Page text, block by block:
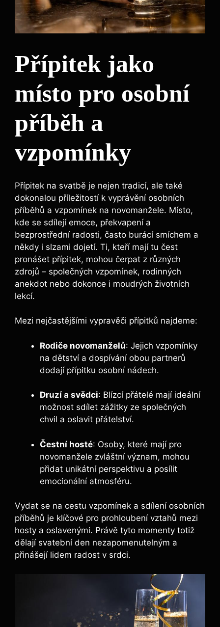
Přípitek jako
místo pro osobní
příběh a
vzpomínky
Přípitek na svatbě ⁣je nejen tradicí, ale také
dokonalou příležitostí k vyprávění osobních
příběhů ‍a vzpomínek na ⁣novomanžele. Místo,​
kde se sdílejí emoce, ​překvapení a
bezprostřední radosti,‌ často ‍burácí smíchem a
někdy i slzami dojetí. Ti, kteří mají‍ tu ⁤čest⁤
pronášet přípitek, mohou čerpat z různých
zdrojů ⁢– společných vzpomínek, rodinných
anekdot nebo ‌dokonce i⁣ moudrých životních
‌lekcí.
Mezi ‍nejčastějšími vypravěči přípitků najdeme:
Rodiče novomanželů: ‍Jejich vzpomínky
na dětství⁤ a dospívání obou partnerů
dodají ⁣přípitku​ osobní nádech.
Druzí a svědci: Blízcí přátelé mají ideální
možnost sdílet zážitky ze společných⁣
chvil⁣ a oslavit přátelství.
Čestní hosté: Osoby, které mají pro
novomanžele zvláštní význam, mohou
přidat unikátní perspektivu a posílit
emocionální atmosféru.
Vydat se na cestu vzpomínek a‍ sdílení ⁤osobních
příběhů je klíčové pro⁤ prohloubení vztahů mezi
hosty a oslavenými. Právě tyto momenty totiž
dělají svatební den nezapomenutelným a
přinášejí lidem radost v srdci.